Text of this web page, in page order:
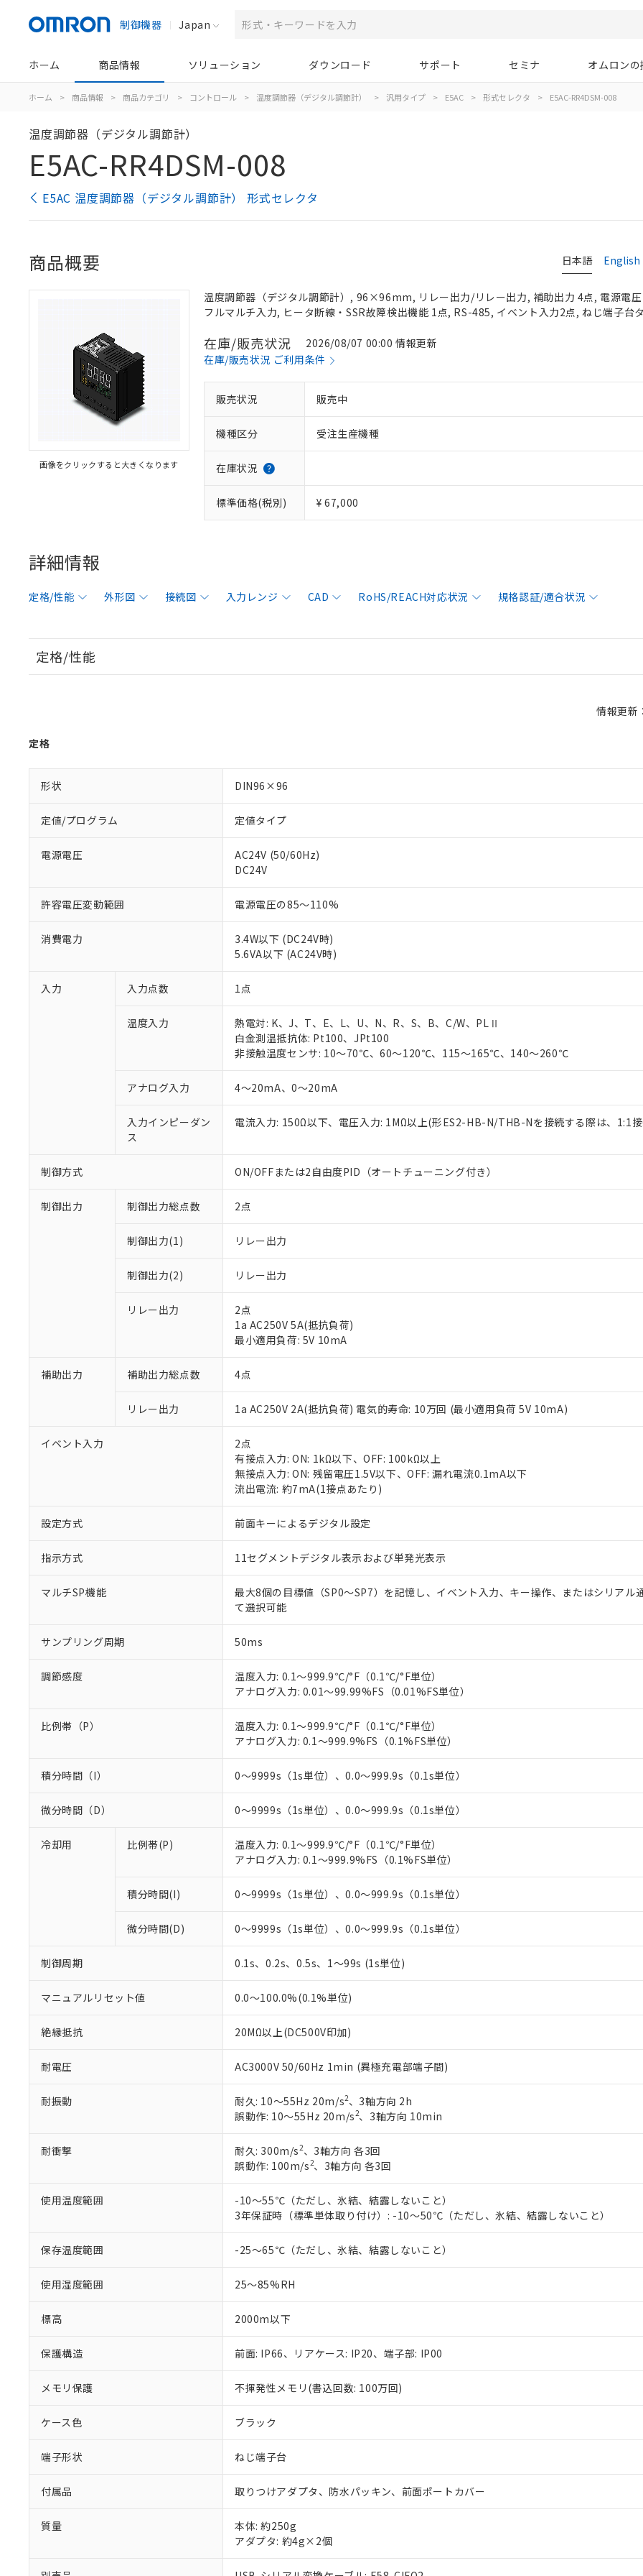
制御機器 Japan
ホーム 商品情報 ソリューション ダウンロード サポート セミナ オムロン
ホーム > 商品情報 > 商品カテゴリ > コントロール > 温度調節器（デジタル調節計） > 汎用タイプ > E5AC > 形式セレクタ > E5AC-RR4DSM-008
温度調節器（デジタル調節計）
E5AC-RR4DSM-008
E5AC 温度調節器（デジタル調節計） 形式セレクタ
日本語 English
商品概要
画像をクリックすると大きくなります
温度調節器（デジタル調節計）, 96×96mm, リレー出力/リレー出力, 補助出力 4点, 電源電圧
フルマルチ入力, ヒータ断線・SSR故障検出機能 1点, RS-485, イベント入力2点, ねじ端子台
在庫/販売状況
2026/08/07 00:00 情報更新
在庫/販売状況 ご利用条件
販売状況 販売中
機種区分 受注生産機種
在庫状況
標準価格(税別) ¥ 67,000
詳細情報
定格/性能 外形図 接続図 入力レンジ CAD RoHS/REACH対応状況 規格認証/適合状況
定格/性能
情報更
定格
形状 DIN96×96
定値/プログラム 定値タイプ
電源電圧
AC24V (50/60Hz)
DC24V
許容電圧変動範囲 電源電圧の85～110%
消費電力
3.4W以下 (DC24V時)
5.6VA以下 (AC24V時)
入力 入力点数 1点
温度入力
熱電対: K、J、T、E、L、U、N、R、S、B、C/W、PLⅡ
白金測温抵抗体: Pt100、JPt100
非接触温度センサ: 10～70℃、60～120℃、115～165℃、140～260℃
アナログ入力 4～20mA、0～20mA
入力インピーダン
ス
電流入力: 150Ω以下、電圧入力: 1MΩ以上(形ES2-HB-N/THB-Nを接続する際は、1:1
制御方式 ON/OFFまたは2自由度PID（オートチューニング付き）
制御出力 制御出力総点数 2点
制御出力(1) リレー出力
制御出力(2) リレー出力
リレー出力
2点
1a AC250V 5A(抵抗負荷)
最小適用負荷: 5V 10mA
補助出力 補助出力総点数 4点
リレー出力 1a AC250V 2A(抵抗負荷) 電気的寿命: 10万回 (最小適用負荷 5V 10mA)
イベント入力
2点
有接点入力: ON: 1kΩ以下、OFF: 100kΩ以上
無接点入力: ON: 残留電圧1.5V以下、OFF: 漏れ電流0.1mA以下
流出電流: 約7mA(1接点あたり)
設定方式 前面キーによるデジタル設定
指示方式 11セグメントデジタル表示および単発光表示
マルチSP機能
最大8個の目標値（SP0～SP7）を記憶し、イベント入力、キー操作、またはシリアル
て選択可能
サンプリング周期 50ms
調節感度
温度入力: 0.1～999.9℃/°F（0.1℃/°F単位）
アナログ入力: 0.01～99.99%FS（0.01%FS単位）
比例帯（P）
温度入力: 0.1～999.9℃/°F（0.1℃/°F単位）
アナログ入力: 0.1～999.9%FS（0.1%FS単位）
積分時間（I） 0～9999s（1s単位）、0.0～999.9s（0.1s単位）
微分時間（D） 0～9999s（1s単位）、0.0～999.9s（0.1s単位）
冷却用 比例帯(P)
温度入力: 0.1～999.9℃/°F（0.1℃/°F単位）
アナログ入力: 0.1～999.9%FS（0.1%FS単位）
積分時間(I) 0～9999s（1s単位）、0.0～999.9s（0.1s単位）
微分時間(D) 0～9999s（1s単位）、0.0～999.9s（0.1s単位）
制御周期 0.1s、0.2s、0.5s、1～99s (1s単位)
マニュアルリセット値 0.0～100.0%(0.1%単位)
絶縁抵抗 20MΩ以上(DC500V印加)
耐電圧 AC3000V 50/60Hz 1min (異極充電部端子間)
耐振動 耐久: 10～55Hz 20m/s2、3軸方向 2h
誤動作: 10～55Hz 20m/s2、3軸方向 10min
耐衝撃 耐久: 300m/s2、3軸方向 各3回
誤動作: 100m/s2、3軸方向 各3回
使用温度範囲
-10～55℃（ただし、氷結、結露しないこと）
3年保証時（標準単体取り付け）: -10～50℃（ただし、氷結、結露しないこと）
保存温度範囲 -25～65℃（ただし、氷結、結露しないこと）
使用湿度範囲 25～85%RH
標高 2000m以下
保護構造 前面: IP66、リアケース: IP20、端子部: IP00
メモリ保護 不揮発性メモリ(書込回数: 100万回)
ケース色 ブラック
端子形状 ねじ端子台
付属品 取りつけアダプタ、防水パッキン、前面ポートカバー
質量
本体: 約250g
アダプタ: 約4g×2個
ご利用条件
以下の条件をお読みいただき、同意のうえご利用ください。
本サービスは、当社制御機器事業取扱商品の当社在庫状況および標準価格(税抜)を
くものです。
当社制御機器事業取扱商品の中には、本サービスの対象外となる商品もあることを
在庫状況および標準価格照会結果は、記載している更新日時点での社内データに基
のであり、閲覧された時点での実際の在庫および標準価格とは異なる場合があるこ
当社販売員にご相談ください。
在庫状況および標準価格結果を当社の事前の承諾なく第三者に漏洩または開示しな
す。
マイパーツ機能（部品リスト作成サービス）をご利用いただくには、I-Webメンバ
ている必要があります。
お客様が当ウェブサイト上で当社にご登録された部品リストについて、当社および
が、当社の製品・サービスに関するお客様との取引・商談に必要な範囲で利用する
さい。
※1 対応状況
対応済み：EU RoHS指令（10物質）の非含有に対応した製品が提供可能な商品です
対応予定：EU RoHS指令（10物質）の非含有に対応した製品に切り替える予定のある商
対応予定なし：EU RoHS指令（10物質）の非含有に非対応の商品で、対応品を出す予定
調査・確認中：EU RoHS指令（10物質）の非含有の対応状況を調査中または確認中の商
非該当品：ライセンス料など無形物で、有害物質有無と関係のない商品です。
仕入先様の事情により、非含有部品としていたものが、含有品と判明した場合などやむ
*EU RoHS指令（10物質）：
鉛(Pb) 1000ppm以下、 水銀(Hg) 1000ppm以下、 カドミウム(Cd) 100ppm以下、
六価クロム(Cr(Ⅵ)) 1000ppm以下、ポリ臭化ビフェニル類(PBB) 1000ppm以下、ポリ臭化ジフェニルエーテル類
フタル酸ビス(2-エチルヘキシル) (DEHP)(別名：DOP) 1000ppm以下、フタル酸ブチルベンジル（BBP）
ル（DBP） 1000ppm以下、フタル酸ジイソブチル (DIBP) 1000ppm以下
但し、RoHS指令で産業用監視および制御機器に対する適用除外項目は除く。
フタル酸エステル類の４物質については閾値を超える意図的な使用がないことを確認しています。
※2 対応予定月
部品在庫の切り替え状況などにより、予定月が前後することがあります。
※3 非含有証明書ダウンロード
下記の非含有証明書をダウンロードすることができます。
EU RoHS指令（10物質）の非含有証明書
51物質の非含有証明書（当社基準）
※本証明書は発行日時点で非含有を証明するもので、過去に遡って非含有を証明するも
また、RoHS指令のフタル酸エステル類４物質の対応では、対応完了までの期間は出
混在することから備考欄に対応日を記載しておりました。
既に当社にて対応品への在庫切替を完了していることから、特段のことがない限り、
り割愛しております。
※1 中国RoHS○×表
「○」：最大均質材料含有率が中国RoHSの基準値以下であることを示します。
「×」：最大均質材料含有率が中国RoHSの基準値を超えていることを示します。
「－」：未確認です。当社販売部門へお問い合わせください。
Pb(鉛) :1000ppm、 Hg(水銀) : 1000ppm、 Cd(カドミウム) : 100ppm、
Cr(Ⅵ)(六価クロム) : 1000ppm、 PBBs(ポリ臭化ビフェニル類) : 1000ppm、 PBDEs(ポリ臭化ジフェニルエーテ
DEHP(フタル酸ビス(2-エチルヘキシル)) : 1000ppm
※2 環境保護使用期限
「ｅ」：有害物質（10物質）のすべてが基準値以下であることを示します。
味します。
「－」：未確認です。当社販売部門へお問い合わせください。
当社は、これら貴社製品のうち、外国為替および外国貿易法に定める商品（以下｢
う）を輸出または国外への提供する場合は、日本国政府の輸出許可(または役務取
などの必要な手続きをとります。
当社は規制貨物を破棄する場合は、完全に破砕するなど、違法に輸出されないよう
ます。
当社は貴社製品を、核兵器、ミサイル、化学兵器、生物兵器またはその他武器並び
たしません。
合意する キャンセル
記
説明
○ 一定数以上の在庫あり
△
－
在庫なし(最新の在庫状況については、お客様のお取引先、またはお客様担当
機器販売店・当社販売員にご確認ください)
空
白
受注生産機種、また在庫状況の情報を公開していない機種